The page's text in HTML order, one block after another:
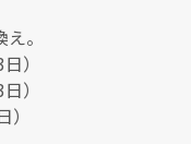
。
）
）